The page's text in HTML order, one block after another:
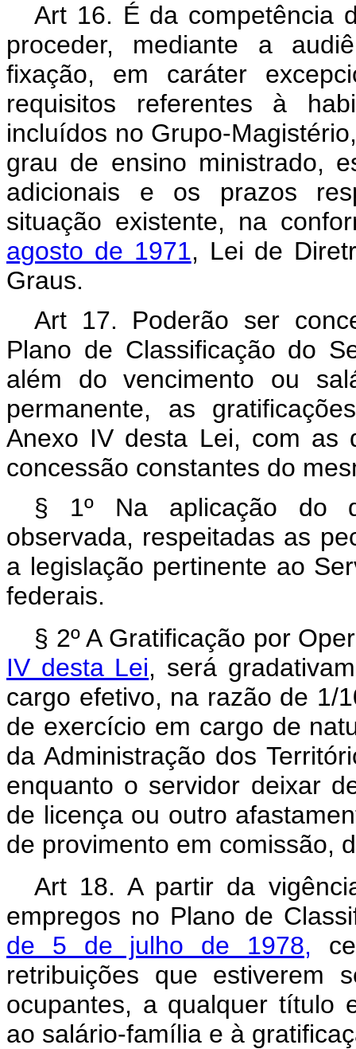
Art 16. É da competência
proceder, mediante a
fixação, em caráter
requisitos referentes à
incluídos no Grupo-
grau de ensino ministrado,
adicionais e os prazos
situação existente, na
agosto de 1971, Lei de
Graus.
Art 17. Poderão ser
Plano de Classificação do
além do vencimento ou
permanente, as
Anexo IV desta Lei, com as
concessão constantes do
§ 1º Na aplicação do
observada, respeitadas as
a legislação pertinente ao
federais.
§ 2º A Gratificação por
IV desta Lei, será
cargo efetivo, na razão de 1/
de exercício em cargo de
da Administração dos
enquanto o servidor deixar
de licença ou outro
de provimento em comissão,
Art 18. A partir da
empregos no Plano de
de 5 de julho de 1978,
retribuições que estiverem
ocupantes, a qualquer título
ao salário-família e à